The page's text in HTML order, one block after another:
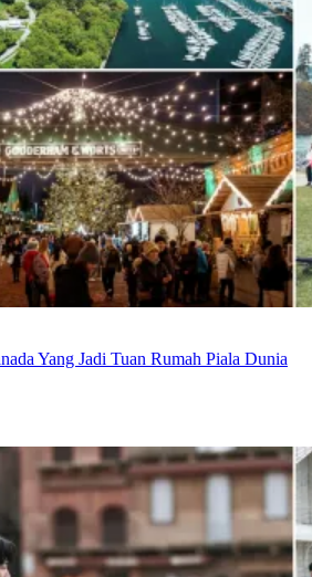
Yang Jadi Tuan Rumah Piala Dunia